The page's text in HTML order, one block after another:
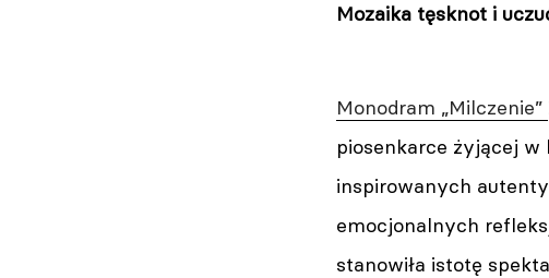
Mozaika tęsknot i
Monodram „Milczenie”
piosenkarce żyjącej
inspirowanych
emocjonalnych
stanowiła istotę